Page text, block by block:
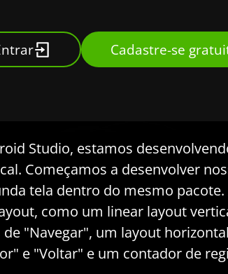
Cadastre-se
Studio, estamos
Começamos a desenvolver
tela dentro do mesmo
como um linear layout
"Navegar", um layout
e "Voltar" e um contador de